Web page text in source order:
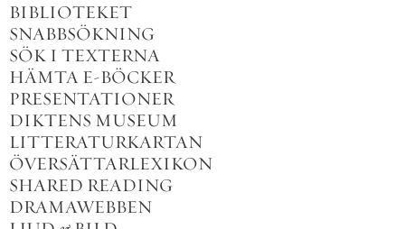
BIBLIOTEKET
SNABBSÖKNING
SÖK I TEXTERNA
HÄMTA E-BÖCKER
PRESENTATIONER
DIKTENS MUSEUM
LITTERATURKARTAN
ÖVERSÄTTARLEXIKON
SHARED READING
DRAMAWEBBEN